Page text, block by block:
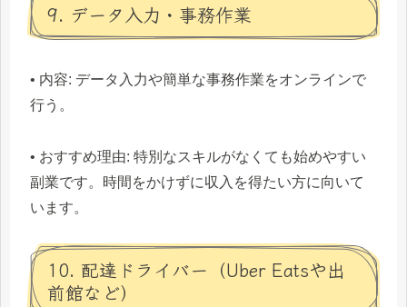
9. データ入力・事務作業
• 内容: データ入力や簡単な事務作業をオンラインで
行う。
• おすすめ理由: 特別なスキルがなくても始めやすい
副業です。時間をかけずに収入を得たい方に向いて
います。
10. 配達ドライバー（Uber Eatsや出
前館など）